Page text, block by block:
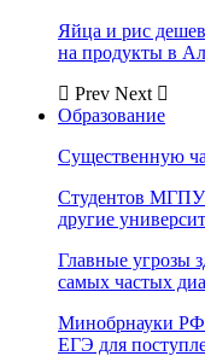
Яйца и рис
на продукты в
Prev Next
Образование
Существенную
Студентов МГПУ
другие
Главные угрозы
самых частых
Минобрнауки РФ
ЕГЭ для